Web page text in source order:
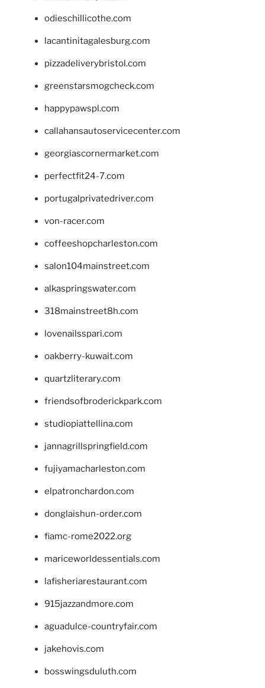
odieschillicothe.com
lacantinitagalesburg.com
pizzadeliverybristol.com
greenstarsmogcheck.com
happypawspl.com
callahansautoservicecenter.com
georgiascornermarket.com
perfectfit24-7.com
portugalprivatedriver.com
von-racer.com
coffeeshopcharleston.com
salon104mainstreet.com
alkaspringswater.com
318mainstreet8h.com
lovenailsspari.com
oakberry-kuwait.com
quartzliterary.com
friendsofbroderickpark.com
studiopiattellina.com
jannagrillspringfield.com
fujiyamacharleston.com
elpatronchardon.com
donglaishun-order.com
fiamc-rome2022.org
mariceworldessentials.com
lafisheriarestaurant.com
915jazzandmore.com
aguadulce-countryfair.com
jakehovis.com
bosswingsduluth.com